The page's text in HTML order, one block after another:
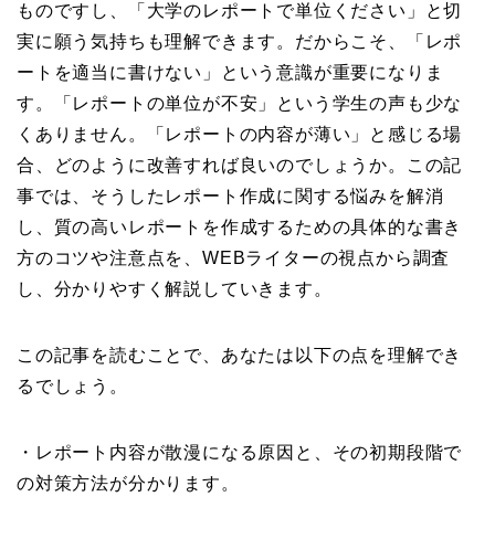
ものですし、「大学のレポートで単位ください」と切
実に願う気持ちも理解できます。だからこそ、「レポ
ートを適当に書けない」という意識が重要になりま
す。「レポートの単位が不安」という学生の声も少な
くありません。「レポートの内容が薄い」と感じる場
合、どのように改善すれば良いのでしょうか。この記
事では、そうしたレポート作成に関する悩みを解消
し、質の高いレポートを作成するための具体的な書き
方のコツや注意点を、WEBライターの視点から調査
し、分かりやすく解説していきます。
この記事を読むことで、あなたは以下の点を理解でき
るでしょう。
・レポート内容が散漫になる原因と、その初期段階で
の対策方法が分かります。